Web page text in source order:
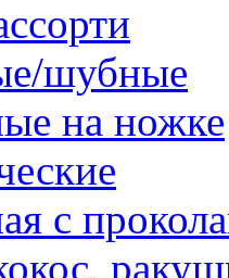
шубные
на ножке
с